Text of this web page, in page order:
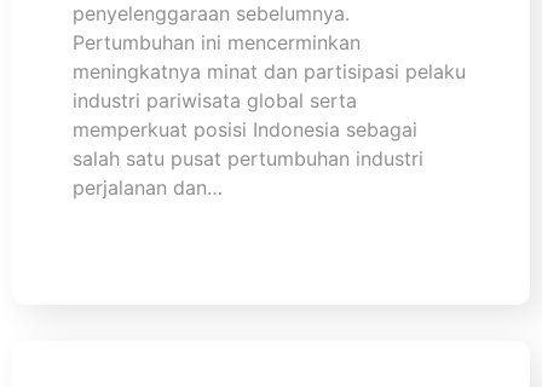
penyelenggaraan sebelumnya.
Pertumbuhan ini mencerminkan
meningkatnya minat dan partisipasi pelaku
industri pariwisata global serta
memperkuat posisi Indonesia sebagai
salah satu pusat pertumbuhan industri
perjalanan dan…